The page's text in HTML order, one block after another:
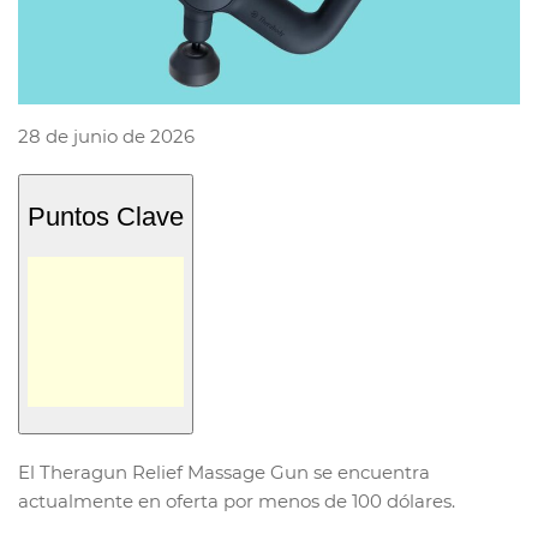
28 de junio de 2026
Puntos Clave
El Theragun Relief Massage Gun se encuentra
actualmente en oferta por menos de 100 dólares.